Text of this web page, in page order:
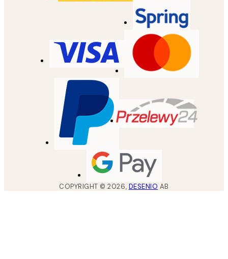
COPYRIGHT ©2026, DESENIO AB